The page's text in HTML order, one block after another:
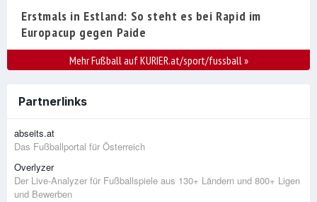
Erstmals in Estland: So steht es bei Rapid im
Europacup gegen Paide
Mehr Fußball auf KURIER.at/sport/fussball»
Partnerlinks
abseits.at
Das Fußballportal für Österreich
Overlyzer
Der Live-Analyzer für Fußballspiele aus 130+ Ländern und 800+ Ligen
und Bewerben